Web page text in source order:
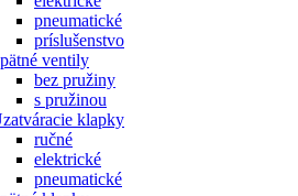
pneumatické
príslušenstvo
ventily
bez pružiny
s pružinou
klapky
ručné
elektrické
pneumatické